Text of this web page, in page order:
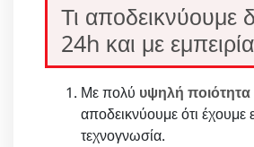
Τι αποδεικνύουμε
24h και με
Με πολύ υψηλή
αποδεικνύουμε ότι έχουμε
τεχνογνωσία.